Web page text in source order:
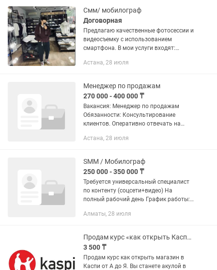
Смм/ мобилограф
Договорная
Предлагаю качественные фотосессии и
видеосъемку с использованием
смартфона. В мои услуги входят:
-Составление контент-плана -Съемки...
Астана, 28 июля
Менеджер по продажам
270 000 - 400 000 ₸
Вакансия: Менеджер по продажам
Обязанности: Консультирование
клиентов. Оперативно отвечать на
сотрудничеству. Всему обучим, для
Астана, 28 июля
SMM / Мобилограф
250 000 - 350 000 ₸
Требуется универсальный специалист
по контенту (соцсети+видео) На
полный рабочий день График работы:
необходимости 9:00-15:00 съемка на
Алматы, 28 июля
Продам курс «как открыть Каспи магазин»?
3 500 ₸
Продам курс как открыть магазин в
Каспи от А до Я. Вы станете акулой в